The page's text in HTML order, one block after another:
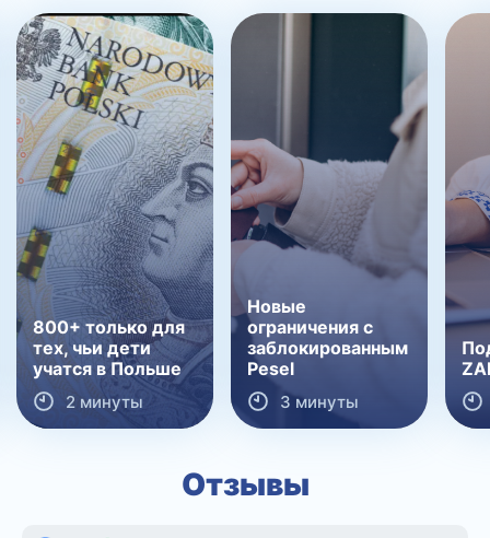
800+ только для
тех, чьи дети
учатся в Польше
2 минуты
Новые
ограничения с
заблокированным
Pesel
3 минуты
Отзывы